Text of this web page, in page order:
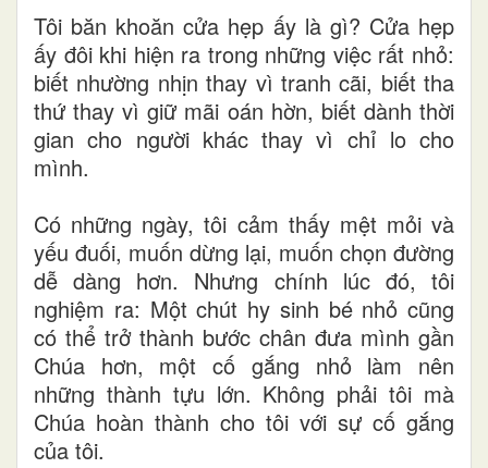
Tôi băn khoăn cửa hẹp ấy là gì? Cửa hẹp
ấy đôi khi hiện ra trong những việc rất nhỏ:
biết nhường nhịn thay vì tranh cãi, biết tha
thứ thay vì giữ mãi oán hờn, biết dành thời
gian cho người khác thay vì chỉ lo cho
mình.
Có những ngày, tôi cảm thấy mệt mỏi và
yếu đuối, muốn dừng lại, muốn chọn đường
dễ dàng hơn. Nhưng chính lúc đó, tôi
nghiệm ra: Một chút hy sinh bé nhỏ cũng
có thể trở thành bước chân đưa mình gần
Chúa hơn, một cố gắng nhỏ làm nên
những thành tựu lớn. Không phải tôi mà
Chúa hoàn thành cho tôi với sự cố gắng
của tôi.